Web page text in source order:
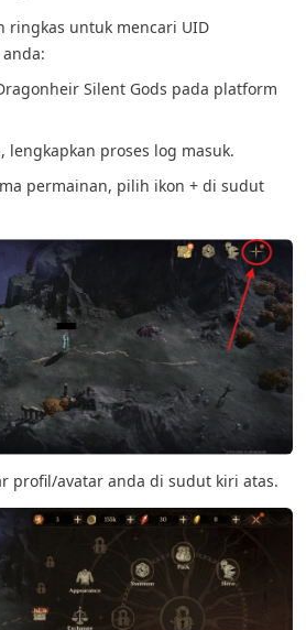
ringkas untuk mencari UID
Silent Gods pada platform
lengkapkan proses log masuk.
permainan, pilih ikon + di sudut
profil/avatar anda di sudut kiri atas.